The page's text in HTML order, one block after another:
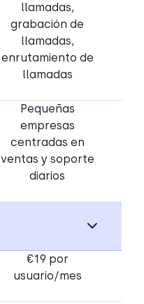
llamadas,
grabación de
llamadas,
enrutamiento de
llamadas
Pequeñas
empresas
centradas en
ventas y soporte
diarios
€19 por
usuario/mes